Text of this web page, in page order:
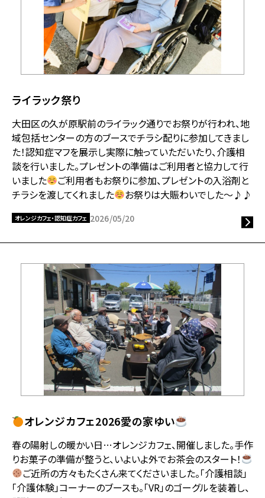
ライラック祭り
大田区の久が原駅前のライラック通りでお祭りが行われ、地
域包括センターの方のブースでチラシ配りに参加してきまし
た！認知症マフを展示し実際に触っていただいたり、介護相
談を行いました。プレゼントの準備はご利用者と協力して行
いました
ご利用者もお祭りに参加、プレゼントの入浴剤と
チラシを渡してくれました
お祭りは大賑わいでした～♪♪
オレンジカフェ・認知症カフェ 2026/05/20
オレンジカフェ2026愛の家ゆい
春の陽射しの暖かい日…オレンジカフェ、開催しました。手作
りお菓子の準備が整うと、いよいよ外でお茶会のスタート！
ご近所の方々もたくさん来てくださいました。「介護相談」
「介護体験」コーナーのブースも。「VR」のゴーグルを装着し、